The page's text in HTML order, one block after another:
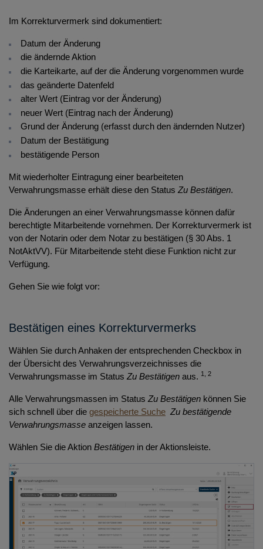
Abs. 5 NotAktVV)
Im Korrekturvermerk sind dokumentiert:
Datum der Änderung
die ändernde Aktion
die Karteikarte, auf der die Änderung vorgenommen wurde
das geänderte Datenfeld
alter Wert (Eintrag vor der Änderung)
neuer Wert (Eintrag nach der Änderung)
Grund der Änderung (erfasst durch den ändernden Nutzer)
Datum der Bestätigung
bestätigende Person
Mit wiederholter Eintragung einer bearbeiteten
Verwahrungsmasse erhält diese den Status Zu Bestätigen.
Die Änderungen an einer Verwahrungsmasse können dafür
berechtigte Mitarbeitende vornehmen. Der Korrekturvermerk ist
von der Notarin oder dem Notar zu bestätigen (§ 30 Abs. 1
NotAktVV). Für Mitarbeitende steht diese Funktion nicht zur
Verfügung.
Gehen Sie wie folgt vor:
Bestätigen eines Korrekturvermerks
Wählen Sie durch Anhaken der entsprechenden Checkbox in
der Übersicht des Verwahrungsverzeichnisses die
Verwahrungsmasse im Status Zu Bestätigen aus. 1, 2
Alle Verwahrungsmassen im Status Zu Bestätigen können Sie
sich schnell über die gespeicherte Suche Zu bestätigende
Verwahrungsmasse anzeigen lassen.
Wählen Sie die Aktion Bestätigen in der Aktionsleiste.